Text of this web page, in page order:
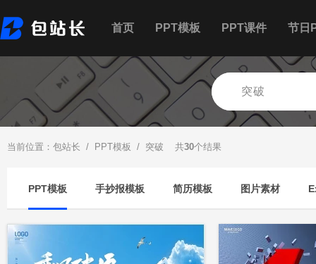
首页 PPT模板 PPT课件 节日
当前位置： 包站长 / PPT模板 / 突破 共30个结果
PPT模板 手抄报模板 简历模板 图片素材